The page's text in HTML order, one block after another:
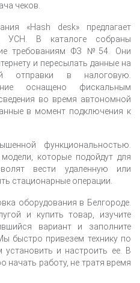
чеков.
«Hash desk» предлагает
УСН. В каталоге собраны
требованиям ФЗ №54. Они
и пересылать данные на
отправки в налоговую.
оснащено фискальным
во время автономной
в момент подключения к
функциональностью.
которые подойдут для
вести удаленную или
стационарные операции.
оборудования в Белгороде.
и купить товар, изучите
вариант и заполните
быстро привезем технику по
и настроить ее. В
начать работу, не тратя время